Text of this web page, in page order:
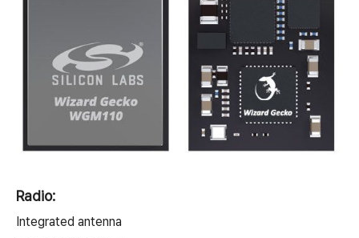
Radio:
Integrated antenna